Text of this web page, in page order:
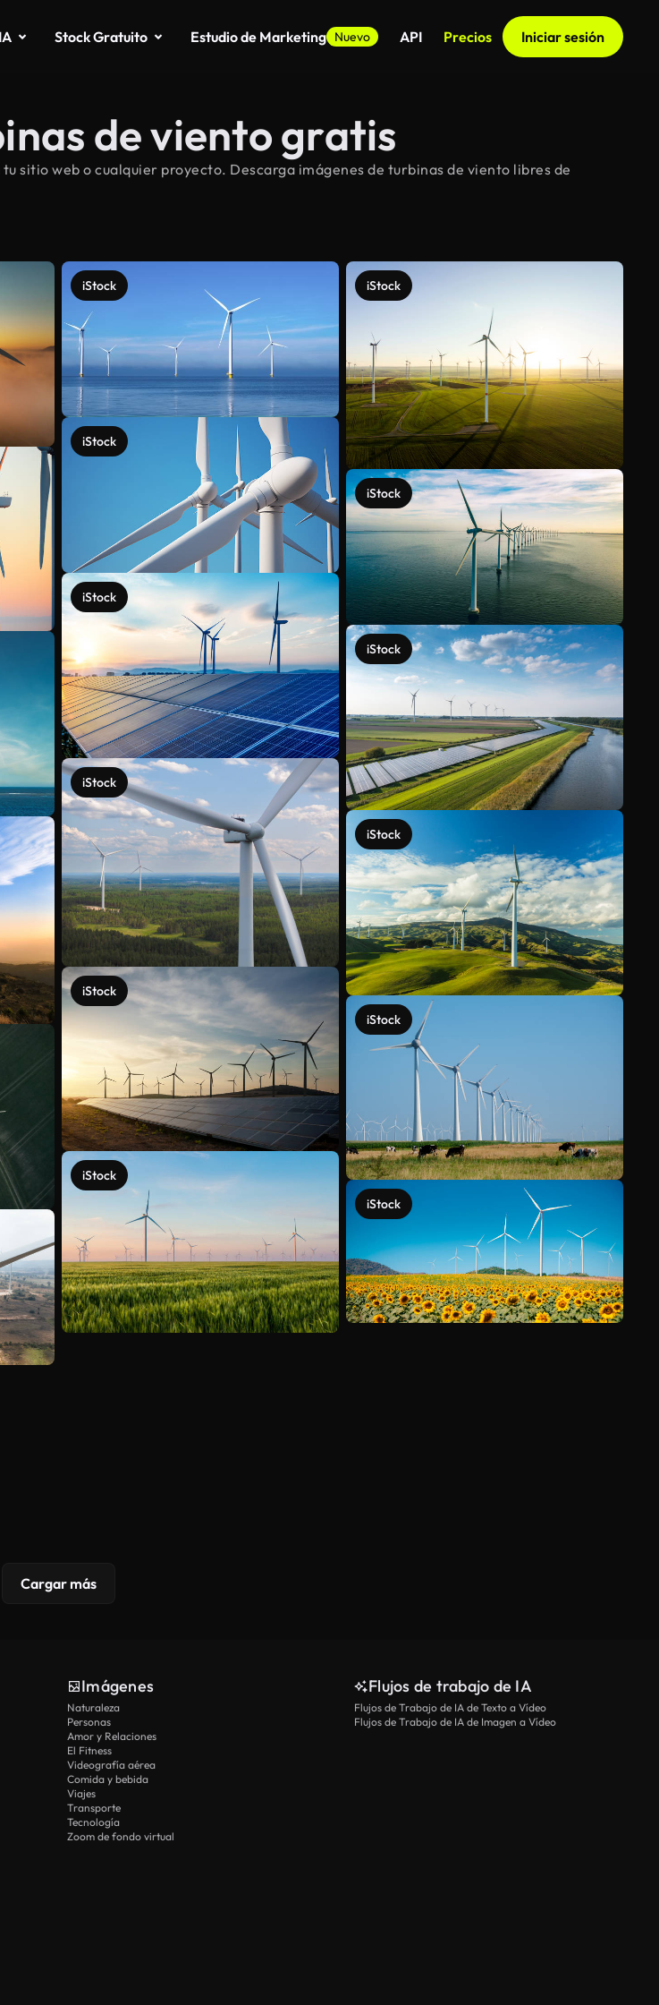
Stock Gratuito Estudio de Marketing Nuevo API Precios Iniciar sesión
de viento gratis
sitio web o cualquier proyecto. Descarga imágenes de turbinas de viento libres de
iStock
iStock
iStock
iStock
iStock
iStock
iStock
iStock
iStock
iStock
iStock
iStock
Cargar más
Imágenes
Naturaleza
Personas
Amor y Relaciones
El Fitness
Videografía aérea
Comida y bebida
Viajes
Transporte
Tecnología
Zoom de fondo virtual
Flujos de trabajo de IA
Flujos de Trabajo de IA de Texto a Vídeo
Flujos de Trabajo de IA de Imagen a Vídeo